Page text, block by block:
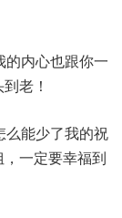
内心也跟你一
老！
么能少了我的祝
一定要幸福到